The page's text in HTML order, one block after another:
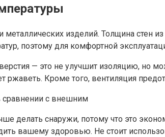
изделий. Толщина стен
поэтому для комфортной
— это не улучшит изоляцию, но
ржаветь. Кроме того, вентиляция
сравнении с внешним
делать снаружи, потому что это
вашему здоровью. Не стоит